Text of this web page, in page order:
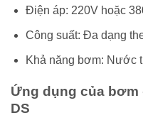
Điện áp: 220V hoặc
Công suất: Đa dạng
Khả năng bơm: Nước
Ứng dụng của bơm
DS